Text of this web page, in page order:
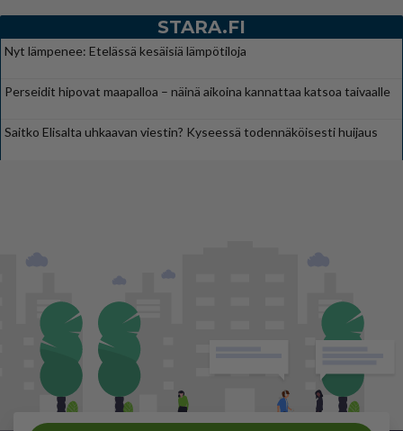
STARA.FI
Nyt lämpenee: Etelässä kesäisiä lämpötiloja
Perseidit hipovat maapalloa – näinä aikoina kannattaa katsoa taivaalle
Saitko Elisalta uhkaavan viestin? Kyseessä todennäköisesti huijaus